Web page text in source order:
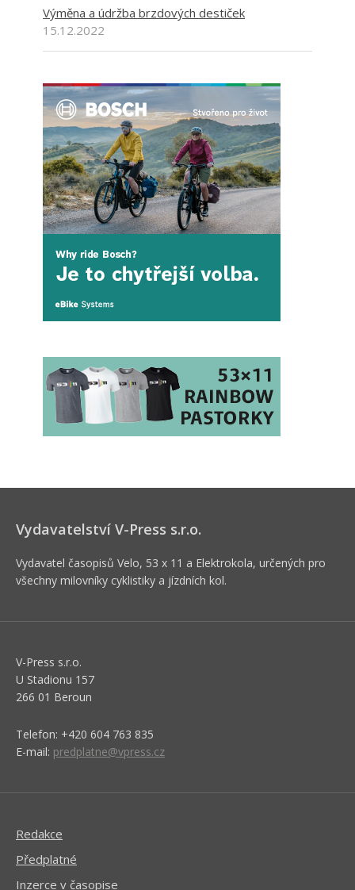
Výměna a údržba brzdových destiček
15.12.2022
Vydavatelství V-Press s.r.o.
Vydavatel časopisů Velo, 53 x 11 a Elektrokola, určených pro
všechny milovníky cyklistiky a jízdních kol.
V-Press s.r.o.
U Stadionu 157
266 01 Beroun
Telefon: +420 604 763 835
E-mail: predplatne@vpress.cz
Redakce
Předplatné
Inzerce v časopise